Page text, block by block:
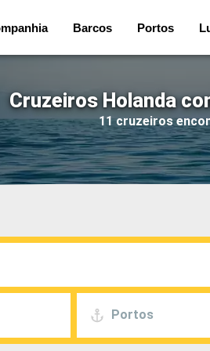
Barcos Portos
Cruzeiros Holanda
11 cruzeiros
Portos